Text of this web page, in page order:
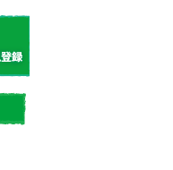
サイエンスデイ